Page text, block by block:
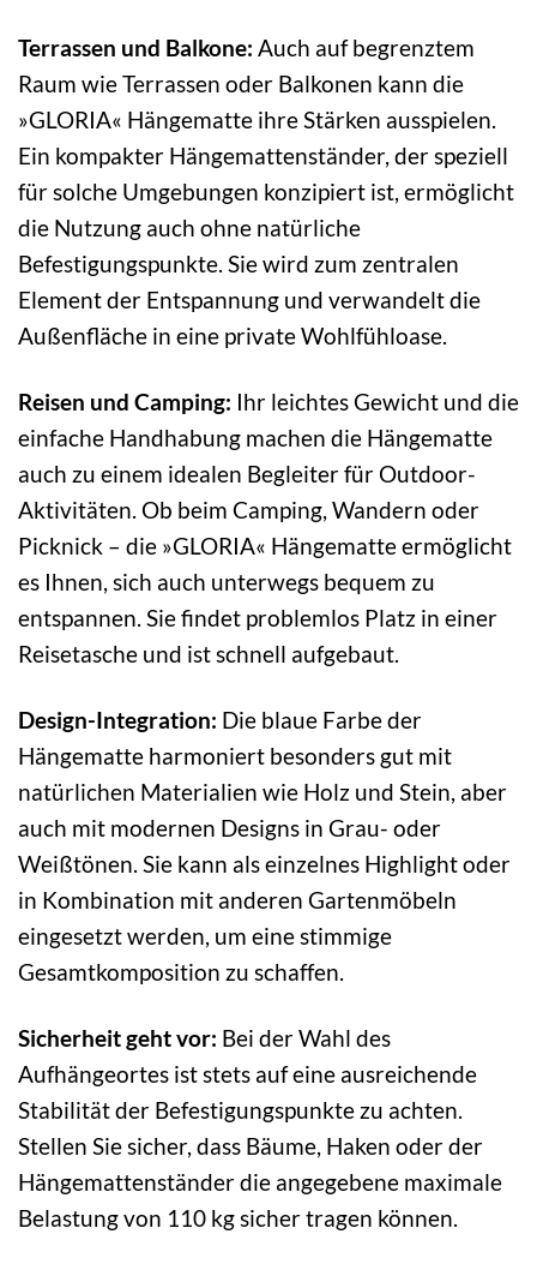
Terrassen und Balkone: Auch auf begrenztem
Raum wie Terrassen oder Balkonen kann die
»GLORIA« Hängematte ihre Stärken ausspielen.
Ein kompakter Hängemattenständer, der speziell
für solche Umgebungen konzipiert ist, ermöglicht
die Nutzung auch ohne natürliche
Befestigungspunkte. Sie wird zum zentralen
Element der Entspannung und verwandelt die
Außenfläche in eine private Wohlfühloase.
Reisen und Camping: Ihr leichtes Gewicht und die
einfache Handhabung machen die Hängematte
auch zu einem idealen Begleiter für Outdoor-
Aktivitäten. Ob beim Camping, Wandern oder
Picknick – die »GLORIA« Hängematte ermöglicht
es Ihnen, sich auch unterwegs bequem zu
entspannen. Sie findet problemlos Platz in einer
Reisetasche und ist schnell aufgebaut.
Design-Integration: Die blaue Farbe der
Hängematte harmoniert besonders gut mit
natürlichen Materialien wie Holz und Stein, aber
auch mit modernen Designs in Grau- oder
Weißtönen. Sie kann als einzelnes Highlight oder
in Kombination mit anderen Gartenmöbeln
eingesetzt werden, um eine stimmige
Gesamtkomposition zu schaffen.
Sicherheit geht vor: Bei der Wahl des
Aufhängeortes ist stets auf eine ausreichende
Stabilität der Befestigungspunkte zu achten.
Stellen Sie sicher, dass Bäume, Haken oder der
Hängemattenständer die angegebene maximale
Belastung von 110 kg sicher tragen können.